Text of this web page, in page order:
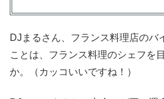
DJまるさん、フランス料理店のバ
ことは、フランス料理のシェフを
か。（カッコいいですね！）